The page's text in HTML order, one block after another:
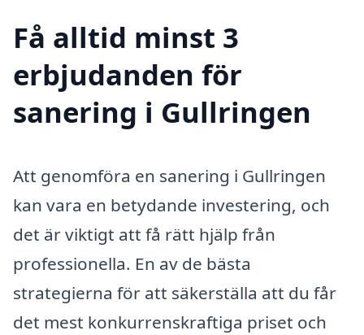
Få alltid minst 3
erbjudanden för
sanering i Gullringen
Att genomföra en sanering i Gullringen
kan vara en betydande investering, och
det är viktigt att få rätt hjälp från
professionella. En av de bästa
strategierna för att säkerställa att du får
det mest konkurrenskraftiga priset och